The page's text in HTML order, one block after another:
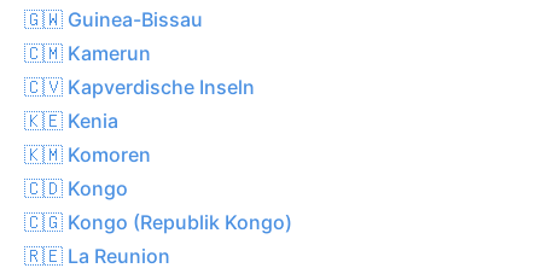
🇬🇼 Guinea-Bissau
🇨🇲 Kamerun
🇨🇻 Kapverdische Inseln
🇰🇪 Kenia
🇰🇲 Komoren
🇨🇩 Kongo
🇨🇬 Kongo (Republik Kongo)
🇷🇪 La Reunion